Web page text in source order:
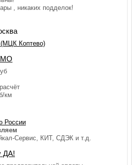
, никаких подделок!
(МЦК Коптево)
МО
км
России
Сервис, КИТ, СДЭК и т.д.
ДА!